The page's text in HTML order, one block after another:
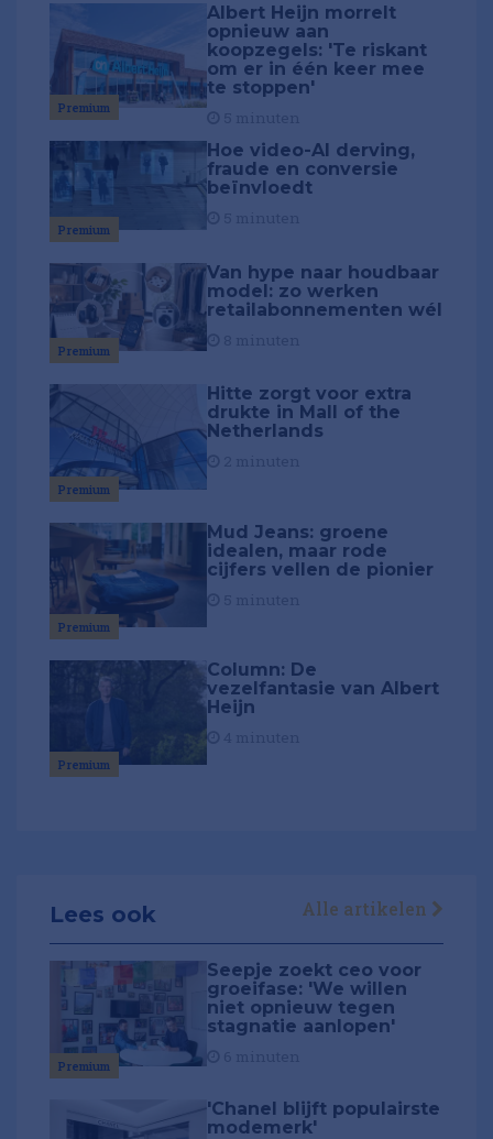
Premium
Albert Heijn morrelt
opnieuw aan
koopzegels: 'Te riskant
om er in één keer mee
te stoppen'
Premium
Hoe video-AI derving,
fraude en conversie
beïnvloedt
Premium
Van hype naar houdbaar
model: zo werken
retailabonnementen wél
Premium
Hitte zorgt voor extra
drukte in Mall of the
Netherlands
Premium
Mud Jeans: groene
idealen, maar rode
cijfers vellen de pionier
Premium
Column: De
vezelfantasie van Albert
Heijn
Lees ook Alle artikelen
Premium
Seepje zoekt ceo voor
groeifase: 'We willen
niet opnieuw tegen
stagnatie aanlopen'
'Chanel blijft populairste
modemerk'